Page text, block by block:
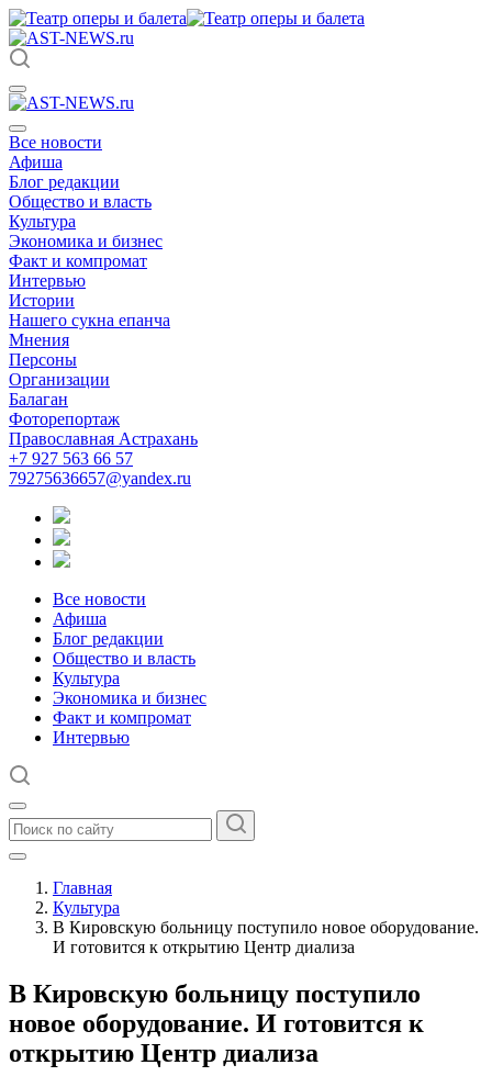
Все новости
Афиша
Блог редакции
Общество и власть
Культура
Экономика и бизнес
Факт и компромат
Интервью
Истории
Нашего сукна епанча
Мнения
Персоны
Организации
Балаган
Фоторепортаж
Православная Астрахань
+7 927 563 66 57
79275636657@yandex.ru
Все новости
Афиша
Блог редакции
Общество и власть
Культура
Экономика и бизнес
Факт и компромат
Интервью
Главная
Культура
В Кировскую больницу поступило новое оборудование.
И готовится к открытию Центр диализа
В Кировскую больницу поступило
новое оборудование. И готовится к
открытию Центр диализа